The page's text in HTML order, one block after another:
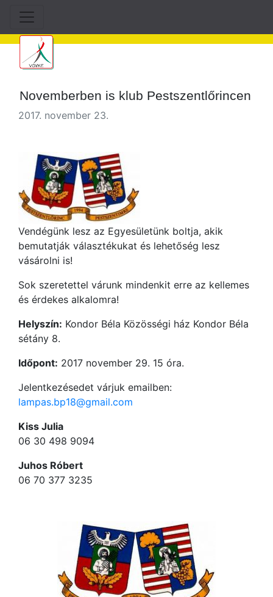
Novemberben is klub Pestszentlőrincen
2017. november 23.
Vendégünk lesz az Egyesületünk boltja, akik
bemutatják választékukat és lehetőség lesz
vásárolni is!
Sok szeretettel várunk mindenkit erre az kellemes
és érdekes alkalomra!
Helyszín: Kondor Béla Közösségi ház Kondor Béla
sétány 8.
Időpont: 2017 november 29. 15 óra.
Jelentkezésedet várjuk emailben:
lampas.bp18@gmail.com
Kiss Julia
06 30 498 9094
Juhos Róbert
06 70 377 3235